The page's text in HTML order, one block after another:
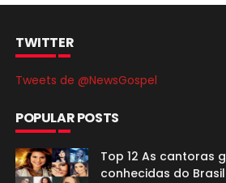
TWITTER
Tweets de @NewsGospel
POPULAR POSTS
Top 12 As cantoras
conhecidas do Brasil